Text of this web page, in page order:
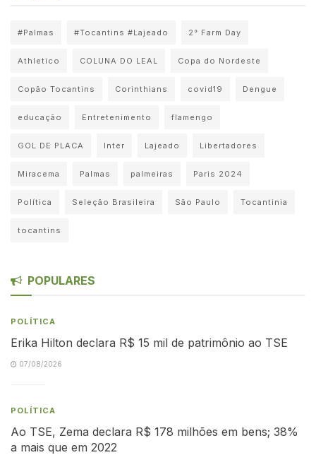
#Palmas #Tocantins #Lajeado 2° Farm Day
Athletico COLUNA DO LEAL Copa do Nordeste
Copão Tocantins Corinthians covid19 Dengue
educação Entretenimento flamengo
GOL DE PLACA Inter Lajeado Libertadores
Miracema Palmas palmeiras Paris 2024
Política Seleção Brasileira São Paulo Tocantinia
tocantins
POPULARES
POLÍTICA
Erika Hilton declara R$ 15 mil de patrimônio ao TSE
07/08/2026
POLÍTICA
Ao TSE, Zema declara R$ 178 milhões em bens; 38%
a mais que em 2022